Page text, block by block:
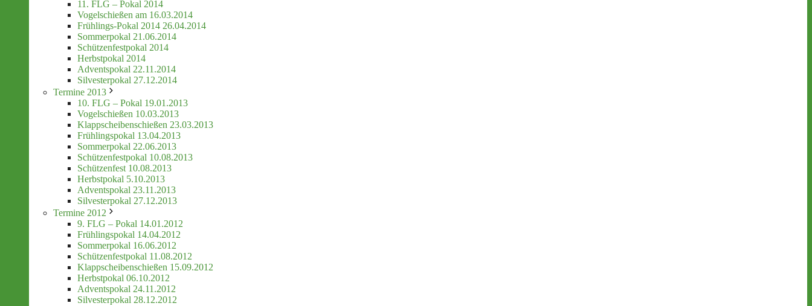
11. FLG – Pokal 2014
Vogelschießen am 16.03.2014
Frühlings-Pokal 2014 26.04.2014
Sommerpokal 21.06.2014
Schützenfestpokal 2014
Herbstpokal 2014
Adventspokal 22.11.2014
Silvesterpokal 27.12.2014
Termine 2013
10. FLG – Pokal 19.01.2013
Vogelschießen 10.03.2013
Klappscheibenschießen 23.03.2013
Frühlingspokal 13.04.2013
Sommerpokal 22.06.2013
Schützenfestpokal 10.08.2013
Schützenfest 10.08.2013
Herbstpokal 5.10.2013
Adventspokal 23.11.2013
Silvesterpokal 27.12.2013
Termine 2012
9. FLG – Pokal 14.01.2012
Frühlingspokal 14.04.2012
Sommerpokal 16.06.2012
Schützenfestpokal 11.08.2012
Klappscheibenschießen 15.09.2012
Herbstpokal 06.10.2012
Adventspokal 24.11.2012
Silvesterpokal 28.12.2012